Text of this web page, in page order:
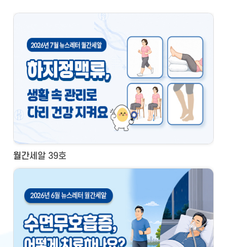
월간세알 39호